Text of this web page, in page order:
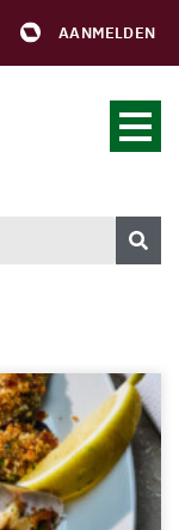
AANMELDEN